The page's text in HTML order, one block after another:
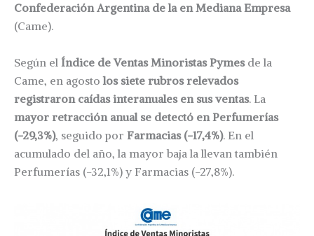
Confederación Argentina de la en Mediana Empresa
(Came).
Según el Índice de Ventas Minoristas Pymesde la
Came, en agostolos siete rubros relevados
registraron caídas interanuales en sus ventas. La
mayor retracción anual se detectó en Perfumerías
(-29,3%), seguido por Farmacias (-17,4%). En el
acumulado del año, la mayor baja la llevan también
Perfumerías (-32,1%) y Farmacias (-27,8%).